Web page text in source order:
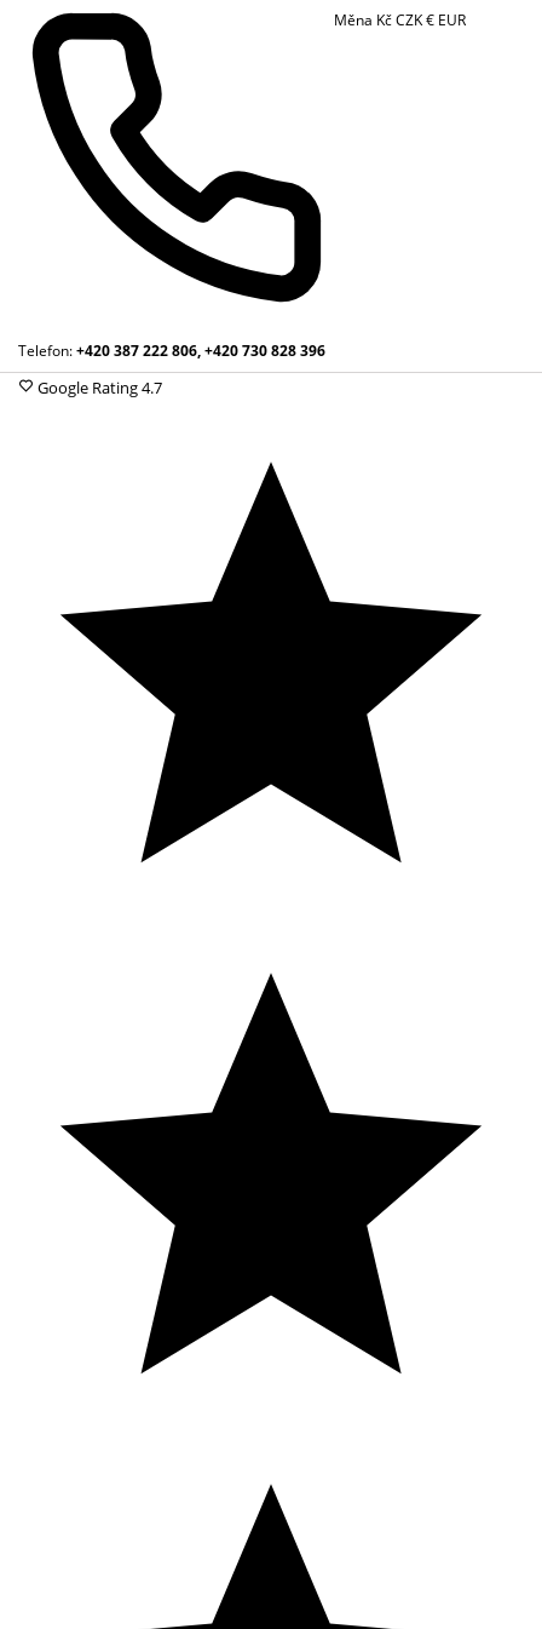
Telefon:+420 387 222 806, +420 730 828 396
Měna KčCZK€ EUR
Google Rating4.7